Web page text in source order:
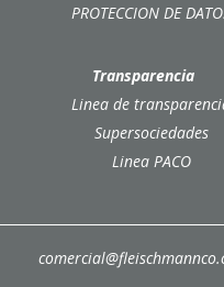
PROTECCION DE
Transparencia
Linea de
Supersociedades
Linea PACO